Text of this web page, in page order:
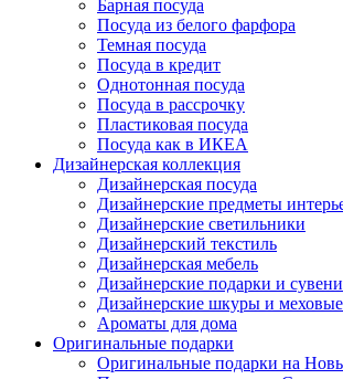
Барная посуда
Посуда из белого фарфора
Темная посуда
Посуда в кредит
Однотонная посуда
Посуда в рассрочку
Пластиковая посуда
Посуда как в ИКЕА
Дизайнерская коллекция
Дизайнерская посуда
Дизайнерские предметы
Дизайнерские светильники
Дизайнерский текстиль
Дизайнерская мебель
Дизайнерские подарки и
Дизайнерские шкуры и
Ароматы для дома
Оригинальные подарки
Оригинальные подарки на